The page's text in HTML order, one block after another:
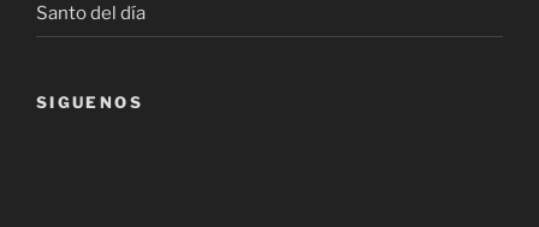
Santo del día
SIGUENOS